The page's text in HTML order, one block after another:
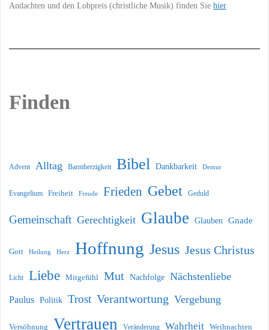
Andachten und den Lobpreis (christliche Musik) finden Siehier.
Finden
Advent Alltag Barmherzigkeit Bibel Dankbarkeit Demut
Evangelium Freiheit Freude Frieden Gebet Geduld
Gemeinschaft Gerechtigkeit Glaube Glauben Gnade
Gott Heilung Herz Hoffnung Jesus Jesus Christus
Licht Liebe Mitgefühl Mut Nachfolge Nächstenliebe
Paulus Politik Trost Verantwortung Vergebung
Versöhnung Vertrauen Veränderung Wahrheit Weihnachten